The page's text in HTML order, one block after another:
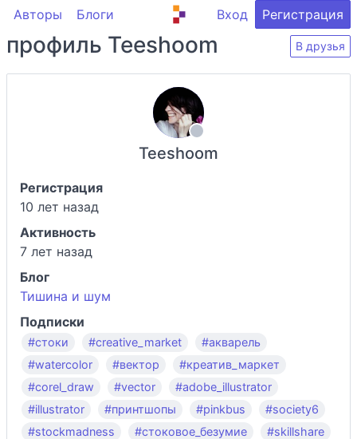
Авторы Блоги Вход Регистрация
профиль Teeshoom В друзья
Teeshoom
Регистрация
10 лет назад
Активность
7 лет назад
Блог
Тишина и шум
Подписки
#стоки #creative_market
#акварель
#watercolor
#вектор
#креатив_маркет
#corel_draw
#vector
#adobe_illustrator
#illustrator
#принтшопы #pinkbus
#society6
#stockmadness
#стоковое_безумие
#skillshare